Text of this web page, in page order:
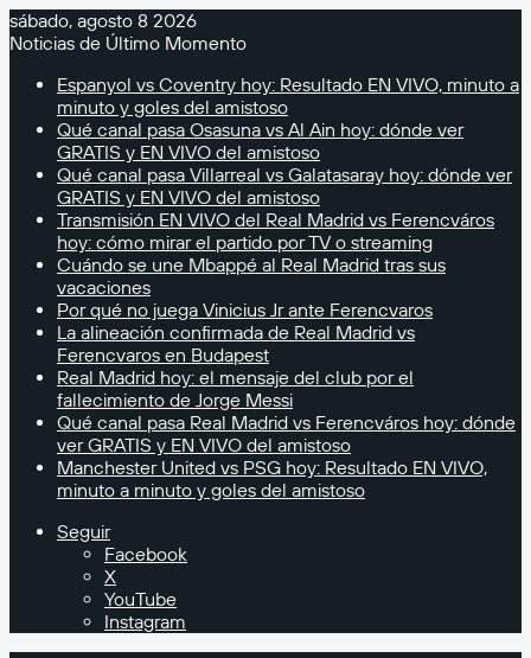
sábado, agosto 8 2026
Noticias de Último Momento
Espanyol vs Coventry hoy: Resultado EN VIVO, minuto a
minuto y goles del amistoso
Qué canal pasa Osasuna vs Al Ain hoy: dónde ver
GRATIS y EN VIVO del amistoso
Qué canal pasa Villarreal vs Galatasaray hoy: dónde ver
GRATIS y EN VIVO del amistoso
Transmisión EN VIVO del Real Madrid vs Ferencváros
hoy: cómo mirar el partido por TV o streaming
Cuándo se une Mbappé al Real Madrid tras sus
vacaciones
Por qué no juega Vinicius Jr ante Ferencvaros
La alineación confirmada de Real Madrid vs
Ferencvaros en Budapest
Real Madrid hoy: el mensaje del club por el
fallecimiento de Jorge Messi
Qué canal pasa Real Madrid vs Ferencváros hoy: dónde
ver GRATIS y EN VIVO del amistoso
Manchester United vs PSG hoy: Resultado EN VIVO,
minuto a minuto y goles del amistoso
Seguir
Facebook
X
YouTube
Instagram